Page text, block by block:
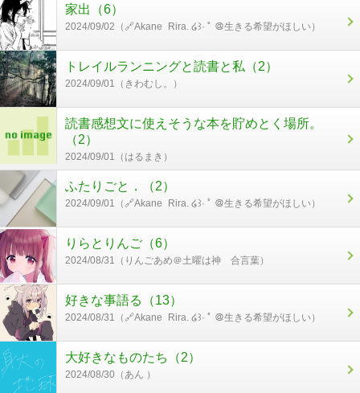
家出（6）
2024/09/02（🔗Akane_Rira. ໒꒱· ﾟ ＠生きる希望がほしい）
トレイルランニングと読書と私（2）
2024/09/01（きわむし。）
読書感想文に使えそうな本を貯めとく場所。
（2）
2024/09/01（はるまき）
ふたりごと．（2）
2024/09/01（🔗Akane_Rira. ໒꒱· ﾟ ＠生きる希望がほしい）
りらとりんご（6）
2024/08/31（りんごあめ＠土曜は神 合言葉）
好きな事語る（13）
2024/08/31（🔗Akane_Rira. ໒꒱· ﾟ ＠生きる希望がほしい）
大好きなものたち（2）
2024/08/30（あん ）